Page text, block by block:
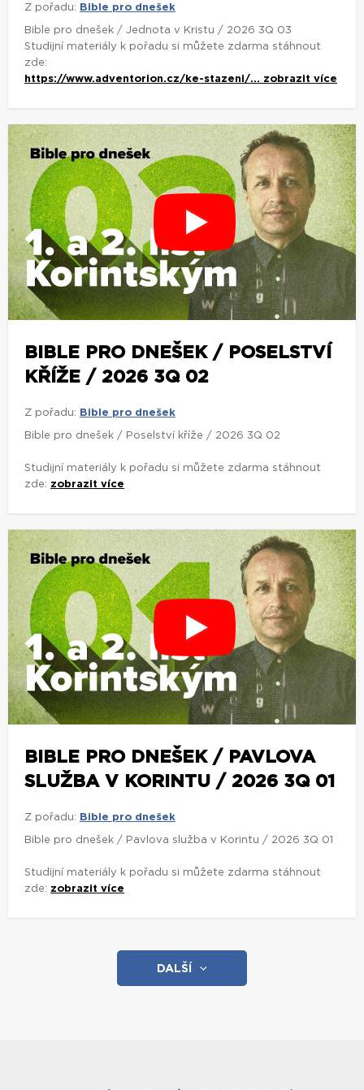
Z pořadu: Bible pro dnešek
Bible pro dnešek / Jednota v Kristu / 2026 3Q 03
Studijní materiály k pořadu si můžete zdarma stáhnout
zde:
https://www.adventorion.cz/ke-stazeni/... zobrazit více
BIBLE PRO DNEŠEK / POSELSTVÍ
KŘÍŽE / 2026 3Q 02
Z pořadu: Bible pro dnešek
Bible pro dnešek / Poselství kříže / 2026 3Q 02
Studijní materiály k pořadu si můžete zdarma stáhnout
zde: zobrazit více
BIBLE PRO DNEŠEK / PAVLOVA
SLUŽBA V KORINTU / 2026 3Q 01
Z pořadu: Bible pro dnešek
Bible pro dnešek / Pavlova služba v Korintu / 2026 3Q 01
Studijní materiály k pořadu si můžete zdarma stáhnout
zde: zobrazit více
DALŠÍ